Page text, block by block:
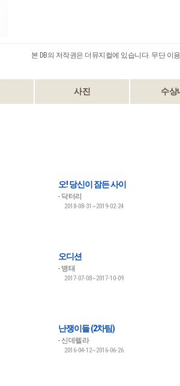
본 DB의 저작권은 더뮤지컬에 있습니다. 무단 이
사진 수상
오! 당신이 잠든 사이
닥터리
2018-08-31~2019-02-24
오디션
병태
2017-07-08~2017-10-09
난쟁이들 (2차팀)
신데렐라
2016-04-12~2016-06-26